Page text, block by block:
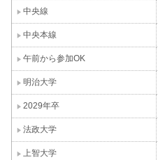
中央線
中央本線
午前から参加OK
明治大学
2029年卒
法政大学
上智大学